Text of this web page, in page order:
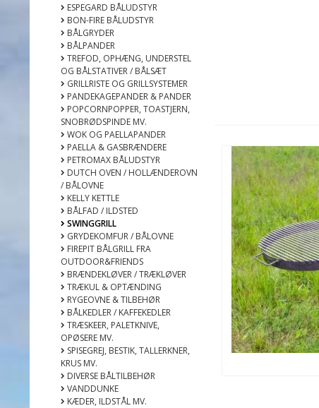
ESPEGARD BÅLUDSTYR
BON-FIRE BÅLUDSTYR
BÅLGRYDER
BÅLPANDER
TREFOD, OPHÆNG, UNDERSTEL
OG BÅLSTATIVER / BÅLSÆT
GRILLRISTE OG GRILLSYSTEMER
PANDEKAGEPANDER & PANDER
POPCORNPOPPER, TOASTJERN,
SNOBRØDSPINDE MV.
WOK OG PAELLAPANDER
PAELLA & GASBRÆNDERE
PETROMAX BÅLUDSTYR
DUTCH OVEN / HOLLÆNDEROVN
/ BÅLOVNE
KELLY KETTLE
BÅLFAD / ILDSTED
SWINGGRILL
GRYDEKOMFUR / BÅLOVNE
FIREPIT BÅLGRILL FRA
OUTDOOR&FRIENDS
BRÆNDEKLØVER / TRÆKLØVER
TRÆKUL & OPTÆNDING
RYGEOVNE & TILBEHØR
BÅLKEDLER / KAFFEKEDLER
TRÆSKEER, PALETKNIVE,
OPØSERE MV.
SPISEGREJ, BESTIK, TALLERKNER,
KRUS MV.
DIVERSE BÅLTILBEHØR
VANDDUNKE
KÆDER, ILDSTÅL MV.